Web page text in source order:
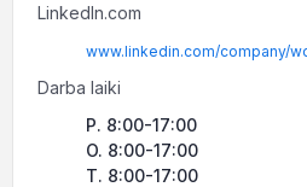
LinkedIn.com
Darba laiki
P. 8:00-17:00
O. 8:00-17:00
T. 8:00-17:00